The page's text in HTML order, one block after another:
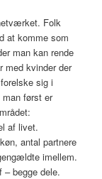
Folk
at komme som
man kan rende
med kvinder der
sig i
først er
af livet.
antal partnere
imellem.
– begge dele.